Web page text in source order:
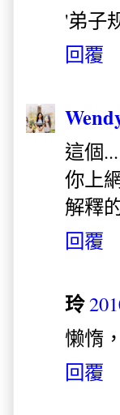
'弟子
回覆
這個...
你上
解釋
回覆
玲
懒惰
回覆